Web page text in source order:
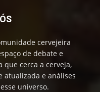
cervejeira
de debate e
que cerca a cerveja,
atualizada e análises
universo.